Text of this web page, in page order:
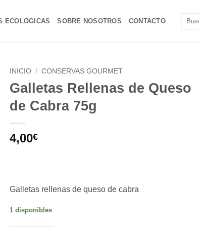
ECOLOGICAS SOBRE NOSOTROS CONTACTO
Buscar
INICIO / CONSERVAS GOURMET
Galletas Rellenas de Queso
de Cabra 75g
4,00€
Galletas rellenas de queso de cabra
1 disponibles